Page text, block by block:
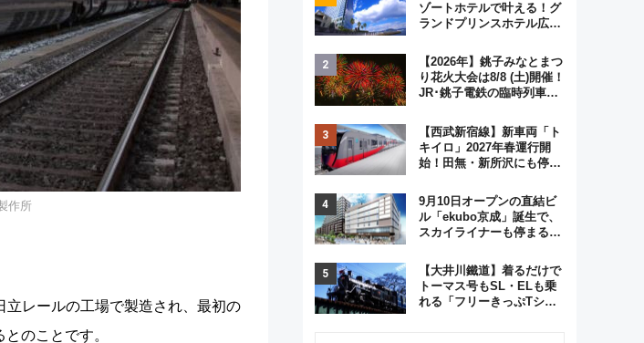
作所
レールの工場で製造され、最初の
のことです。
ゾートホテルで叶える！グ
ランドプリンスホテル広島
ジュアルパーティープラン
【2026年】銚子みなとまつ
り花火大会は8/8 (土)開催！
JR･銚子電鉄の臨時列車や
く8,000発の大迫力＆屋台
を満喫
【西武新宿線】新車両「ト
キイロ」2027年春運行開
始！田無・新所沢にも停
弾」も
9月10日オープンの直結ビ
ル「ekubo京成」誕生で、
スカイライナーも停まる巨
変わる？ 全テナント情報も
公開！
【大井川鐵道】着るだけで
トーマス号もSL・ELも乗
れる「フリーきっぷTシャ